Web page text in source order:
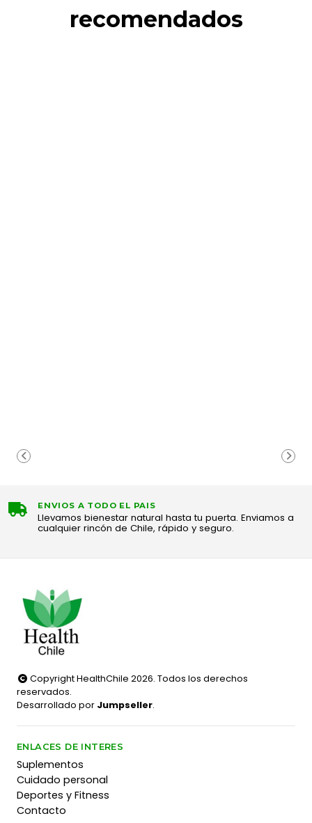
recomendados
ENVIOS A TODO EL PAIS
Llevamos bienestar natural hasta tu puerta. Enviamos a
cualquier rincón de Chile, rápido y seguro.
Copyright HealthChile 2026. Todos los derechos
reservados.
Desarrollado por Jumpseller.
ENLACES DE INTERES
Suplementos
Cuidado personal
Deportes y Fitness
Contacto